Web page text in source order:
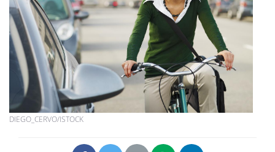
DIEGO_CERVO/ISTOCK